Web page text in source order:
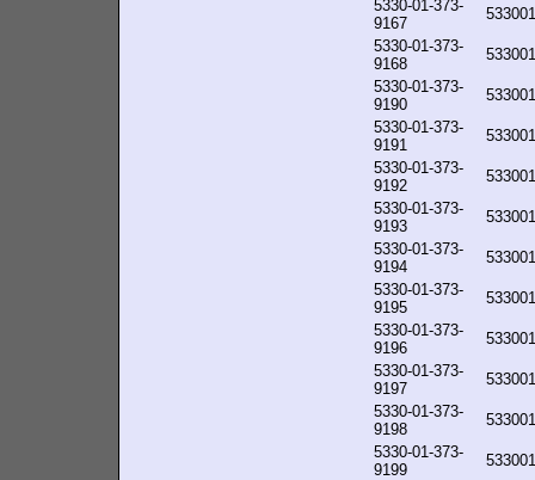
5330-01-373-
9167
5330-01-373-
9168
5330-01-373-
9190
5330-01-373-
9191
5330-01-373-
9192
5330-01-373-
9193
5330-01-373-
9194
5330-01-373-
9195
5330-01-373-
9196
5330-01-373-
9197
5330-01-373-
9198
5330-01-373-
9199